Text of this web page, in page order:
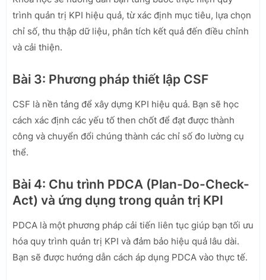
trình quản trị KPI hiệu quả, từ xác định mục tiêu, lựa chọn
chỉ số, thu thập dữ liệu, phân tích kết quả đến điều chỉnh
và cải thiện.
Bài 3: Phương pháp thiết lập CSF
CSF là nền tảng để xây dựng KPI hiệu quả. Bạn sẽ học
cách xác định các yếu tố then chốt để đạt được thành
công và chuyển đổi chúng thành các chỉ số đo lường cụ
thể.
Bài 4: Chu trình PDCA (Plan-Do-Check-
Act) và ứng dụng trong quản trị KPI
PDCA là một phương pháp cải tiến liên tục giúp bạn tối ưu
hóa quy trình quản trị KPI và đảm bảo hiệu quả lâu dài.
Bạn sẽ được hướng dẫn cách áp dụng PDCA vào thực tế.